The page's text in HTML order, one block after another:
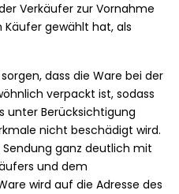
Verkäufer zur Vornahme
Käufer gewählt hat, als
dass die Ware bei der
verpackt ist, sodass
unter Berücksichtigung
nicht beschädigt wird.
ganz deutlich mit
und dem
wird auf die Adresse des